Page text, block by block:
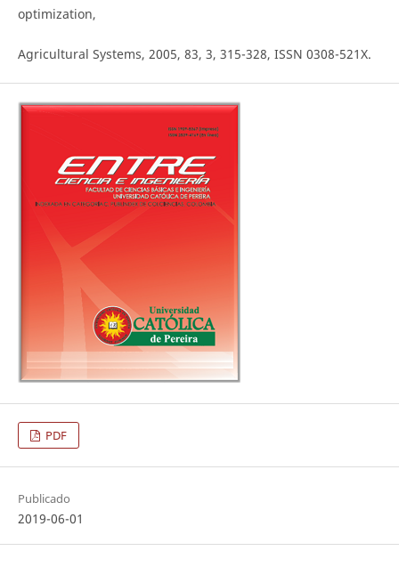
optimization,
Agricultural Systems, 2005, 83, 3, 315-328, ISSN 0308-521X.
PDF
Publicado
2019-06-01